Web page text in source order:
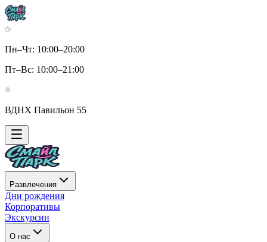
Пн–Чт: 10:00–20:00
Пт–Вс: 10:00–21:00
ВДНХ Павильон 55
Развлечения
Дни рождения
Корпоративы
Экскурсии
О нас